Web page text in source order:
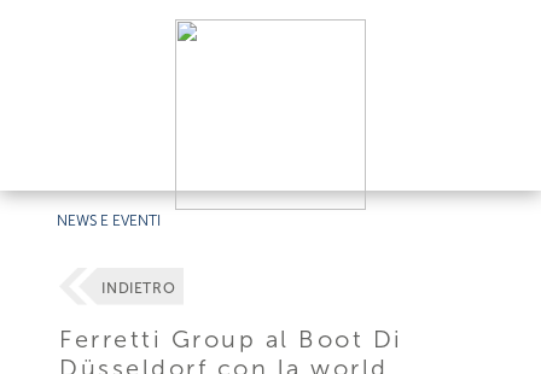
NEWS E EVENTI
INDIETRO
Ferretti Group al Boot Di
Düsseldorf con la world